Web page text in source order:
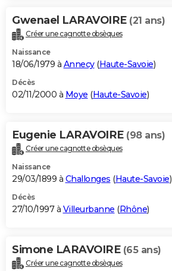
Gwenael LARAVOIRE (21 ans)
Créer une cagnotte obsèques
Naissance
18/06/1979 à Annecy(Haute-Savoie)
Décès
02/11/2000 à Moye (Haute-Savoie)
Eugenie LARAVOIRE (98 ans)
Créer une cagnotte obsèques
Naissance
29/03/1899 à Challonges (Haute-Savoie)
Décès
27/10/1997 à Villeurbanne (Rhône)
Simone LARAVOIRE (65 ans)
Créer une cagnotte obsèques